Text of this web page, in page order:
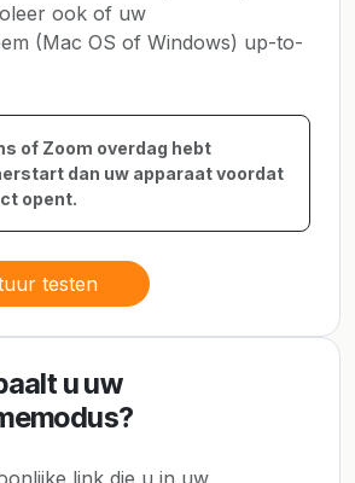
ook of uw
(Mac OS of Windows) up-to-
of Zoom overdag hebt
dan uw apparaat voordat
opent.
testen
u uw
link die u in uw